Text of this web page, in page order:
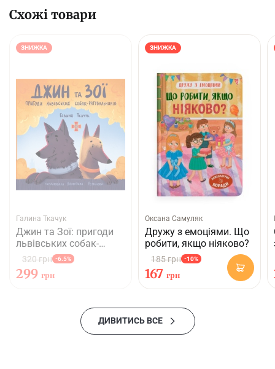
Схожі товари
ЗНИЖКА
Галина Ткачук
Джин та Зої: пригоди
львівських собак-
рятувальників
320 грн -6.5%
299 грн
ЗНИЖКА
Оксана Самуляк
Дружу з емоціями. Що
робити, якщо ніяково?
185 грн -10%
167 грн
ДИВИТИСЬ ВСЕ